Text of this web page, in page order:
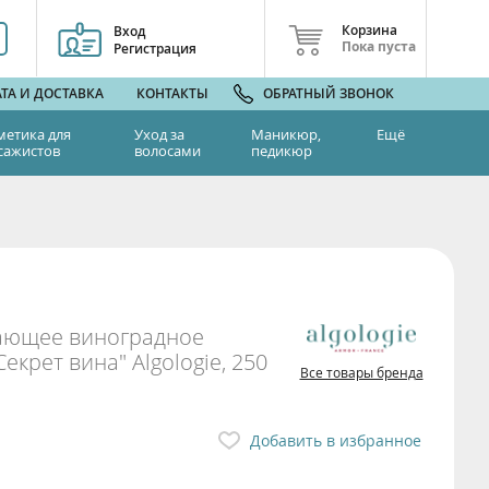
Вход
Регистрация
Корзина
Пока пуста
И ДОСТАВКА КОНТАКТЫ ОБРАТНЫЙ ЗВОНОК
для
Уход за
волосами
Маникюр,
педикюр
Ещё
виноградное
вина" Algologie, 250
Все товары бренда
Добавить в избранное